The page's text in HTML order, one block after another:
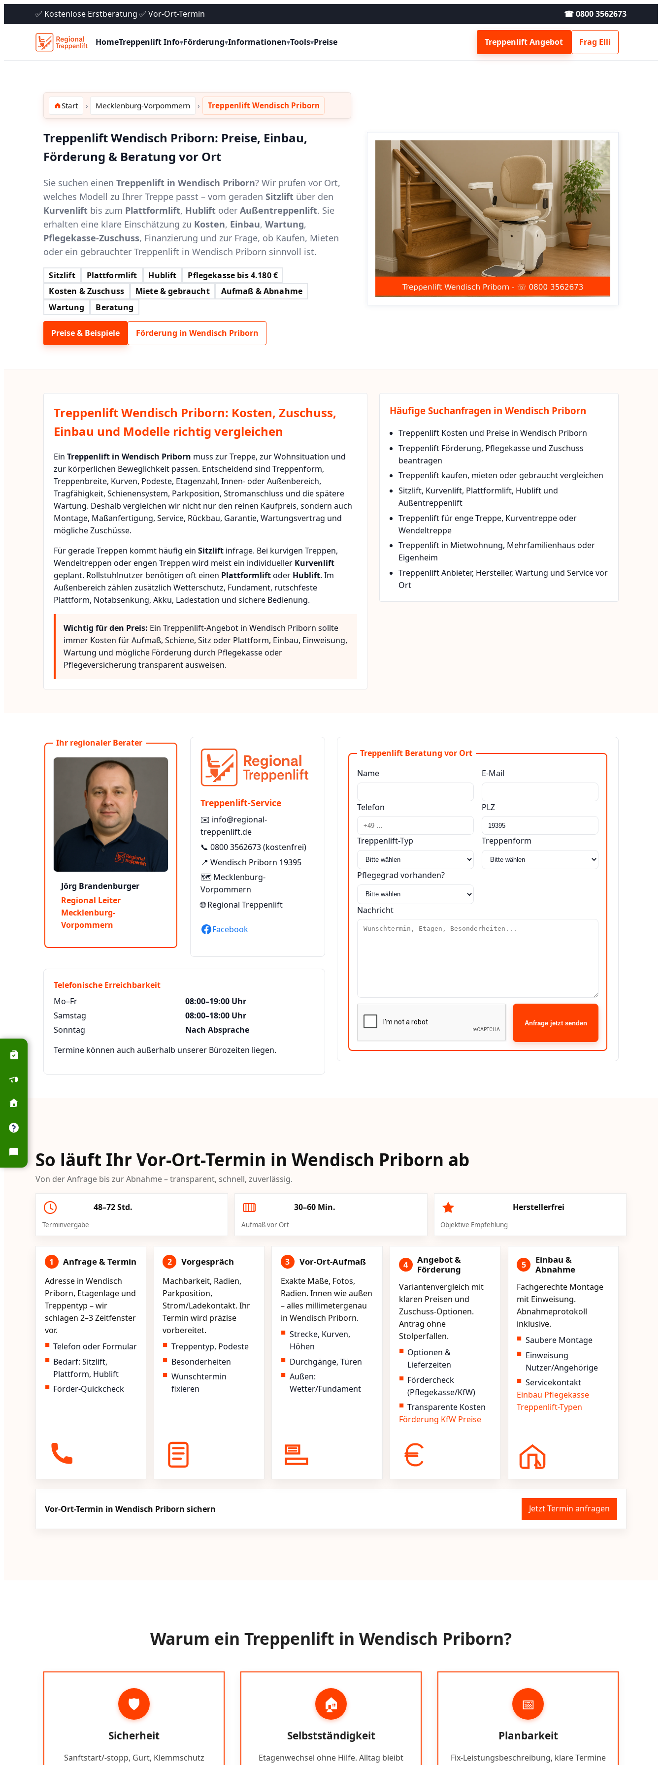
✅ Kostenlose Erstberatung ✅ Vor-Ort-Termin ☎ 0800 3562673
HomeTreppenlift Info▾Förderung▾Informationen▾Tools▾Preise Treppenlift Angebot Frag Elli
Start Mecklenburg-Vorpommern Treppenlift Wendisch Priborn
Treppenlift Wendisch Priborn: Preise, Einbau,
Förderung & Beratung vor Ort
Sie suchen einen Treppenlift in Wendisch Priborn? Wir prüfen vor Ort,
welches Modell zu Ihrer Treppe passt – vom geraden Sitzlift über den
Kurvenlift bis zum Plattformlift, Hublift oder Außentreppenlift. Sie
erhalten eine klare Einschätzung zu Kosten, Einbau, Wartung,
Pflegekasse-Zuschuss, Finanzierung und zur Frage, ob Kaufen, Mieten
oder ein gebrauchter Treppenlift in Wendisch Priborn sinnvoll ist.
Sitzlift Plattformlift Hublift
Pflegekasse bis 4.180 €
Kosten & Zuschuss
Miete & gebraucht
Aufmaß & Abnahme
Wartung
Beratung
Preise & Beispiele Förderung in Wendisch Priborn
Treppenlift Wendisch Priborn: Kosten, Zuschuss,
Einbau und Modelle richtig vergleichen
Ein Treppenlift in Wendisch Priborn muss zur Treppe, zur Wohnsituation und
zur körperlichen Beweglichkeit passen. Entscheidend sind Treppenform,
Treppenbreite, Kurven, Podeste, Etagenzahl, Innen- oder Außenbereich,
Tragfähigkeit, Schienensystem, Parkposition, Stromanschluss und die spätere
Wartung. Deshalb vergleichen wir nicht nur den reinen Kaufpreis, sondern auch
Montage, Maßanfertigung, Service, Rückbau, Garantie, Wartungsvertrag und
mögliche Zuschüsse.
Für gerade Treppen kommt häufig ein Sitzlift infrage. Bei kurvigen Treppen,
Wendeltreppen oder engen Treppen wird meist ein individueller Kurvenlift
geplant. Rollstuhlnutzer benötigen oft einen Plattformliftoder Hublift. Im
Außenbereich zählen zusätzlich Wetterschutz, Fundament, rutschfeste
Plattform, Notabsenkung, Akku, Ladestation und sichere Bedienung.
Wichtig für den Preis: Ein Treppenlift-Angebot in Wendisch Priborn sollte
immer Kosten für Aufmaß, Schiene, Sitz oder Plattform, Einbau, Einweisung,
Wartung und mögliche Förderung durch Pflegekasse oder
Pflegeversicherung transparent ausweisen.
Häufige Suchanfragen in Wendisch Priborn
Treppenlift Kosten und Preise in Wendisch Priborn
Treppenlift Förderung, Pflegekasse und Zuschuss
beantragen
Treppenlift kaufen, mieten oder gebraucht vergleichen
Sitzlift, Kurvenlift, Plattformlift, Hublift und
Außentreppenlift
Treppenlift für enge Treppe, Kurventreppe oder
Wendeltreppe
Treppenlift in Mietwohnung, Mehrfamilienhaus oder
Eigenheim
Treppenlift Anbieter, Hersteller, Wartung und Service vor
Ort
Ihr regionaler Berater
Jörg Brandenburger
Regional Leiter
Mecklenburg-
Vorpommern
Treppenlift-Service
✉️ info@regional-
treppenlift.de
📞 0800 3562673(kostenfrei)
📍 Wendisch Priborn 19395
🗺️ Mecklenburg-
Vorpommern
🌐Regional Treppenlift
Facebook
Telefonische Erreichbarkeit
Mo–Fr
08:00–19:00 Uhr
Samstag
08:00–18:00 Uhr
Sonntag
Nach Absprache
Termine können auch außerhalb unserer Bürozeiten liegen.
Treppenlift Beratung vor Ort
Name
E-Mail
Telefon PLZ
Treppenlift-Typ Treppenform
Pflegegrad vorhanden?
Nachricht
Anfrage jetzt senden
So läuft Ihr Vor-Ort-Termin in Wendisch Priborn ab
Von der Anfrage bis zur Abnahme – transparent, schnell, zuverlässig.
48–72 Std.
Terminvergabe
30–60 Min.
Aufmaß vor Ort
Herstellerfrei
Objektive Empfehlung
1 Anfrage & Termin
Adresse in Wendisch
Priborn, Etagenlage und
Treppentyp – wir
schlagen 2–3 Zeitfenster
vor.
Telefon oder Formular
Bedarf: Sitzlift,
Plattform, Hublift
Förder-Quickcheck
2 Vorgespräch
Machbarkeit, Radien,
Parkposition,
Strom/Ladekontakt. Ihr
Termin wird präzise
vorbereitet.
Treppentyp, Podeste
Besonderheiten
Wunschtermin
fixieren
3 Vor-Ort-Aufmaß
Exakte Maße, Fotos,
Radien. Innen wie außen
– alles millimetergenau
in Wendisch Priborn.
Strecke, Kurven,
Höhen
Durchgänge, Türen
Außen:
Wetter/Fundament
4
Angebot &
Förderung
Variantenvergleich mit
klaren Preisen und
Zuschuss-Optionen.
Antrag ohne
Stolperfallen.
Optionen &
Lieferzeiten
Fördercheck
(Pflegekasse/KfW)
Transparente Kosten
Förderung KfW Preise
5
Einbau &
Abnahme
Fachgerechte Montage
mit Einweisung.
Abnahmeprotokoll
inklusive.
Saubere Montage
Einweisung
Nutzer/Angehörige
Servicekontakt
Einbau Pflegekasse
Treppenlift-Typen
Vor-Ort-Termin in Wendisch Priborn sichern Jetzt Termin anfragen
Warum ein Treppenlift in Wendisch Priborn?
🛡️
Sicherheit
Sanftstart/-stopp, Gurt, Klemmschutz
🏠
Selbstständigkeit
Etagenwechsel ohne Hilfe. Alltag bleibt
📅
Planbarkeit
Fix-Leistungsbeschreibung, klare Termine